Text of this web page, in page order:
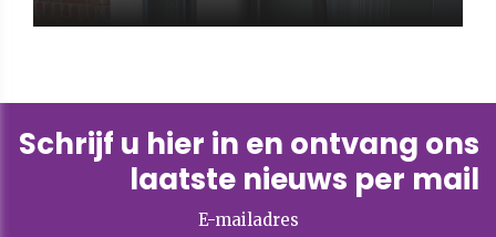
Schrijf u hier in en ontvang ons
laatste nieuws per mail
E-mailadres